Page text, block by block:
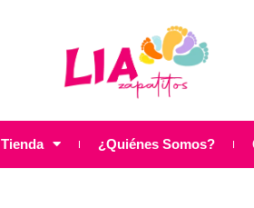
Tienda ¿Quiénes Somos?